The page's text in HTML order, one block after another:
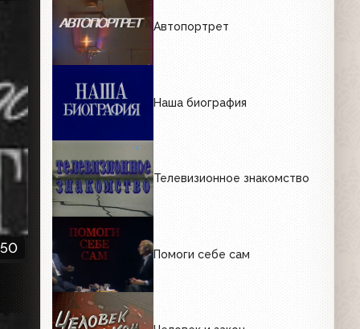
Автопортрет
Наша биография
Телевизионное знакомство
Помоги себе сам